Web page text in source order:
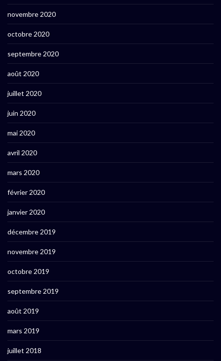
novembre 2020
octobre 2020
septembre 2020
août 2020
juillet 2020
juin 2020
mai 2020
avril 2020
mars 2020
février 2020
janvier 2020
décembre 2019
novembre 2019
octobre 2019
septembre 2019
août 2019
mars 2019
juillet 2018